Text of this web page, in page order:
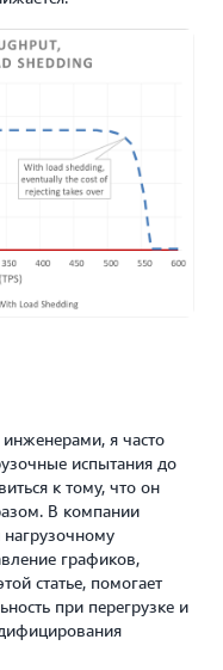
я часто
испытания до
к тому, что он
В компании
графиков,
статье, помогает
при перегрузке и